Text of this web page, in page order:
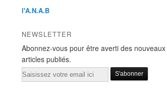
l'A.N.A.B
NEWSLETTER
Abonnez-vous pour être averti des nouveaux
articles publiés.
Email